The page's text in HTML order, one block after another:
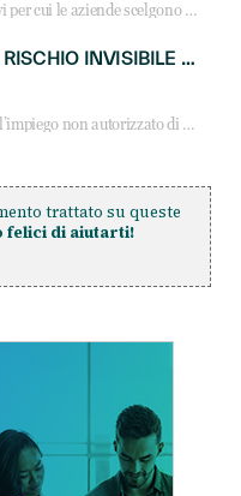
HP ProBook: 5 motivi per cui le aziende scelgono i notebook business HP per migliorare produttività, sicurezza e gestione dell’AI.
SHADOW AI: IL RISCHIO INVISIBILE CHE LE AZIENDE POSSONO GOVERNARE
Shadow AI riguardo l’impiego non autorizzato di sistemi AI all’interno dell’azienda. E’ una pratica che si diffonde a partire dai dipendenti fino ai dirigenti e mette a repentaglio la cybersecurity, con costi più elevati per le organizzazioni. Due recenti report illustrano il fenomeno e forniscono dati in merito
trattato su queste
felici di aiutarti!